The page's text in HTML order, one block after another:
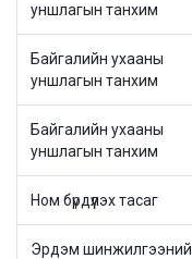
уншлагын танхим
Байгалийн ухааны
уншлагын танхим
Байгалийн ухааны
уншлагын танхим
Ном бүрдүүлэх тасаг
Эрдэм шинжилгээний